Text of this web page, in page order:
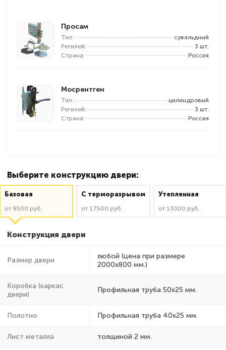
Просам
Тип:
сувальдный
Регилей:
3 шт.
Страна:
Россия
Мосрентген
Тип:
цилиндровый
Регилей:
3 шт.
Страна:
Россия
Выберите конструкцию двери:
Базовая
от 9500 руб.
C терморазрывом
от 17500 руб.
Утепленная
от 13000 руб.
Конструкция двери
Размер двери
любой (цена при размере
2000x800 мм.)
Коробка (каркас
двери)
Профильная труба 50х25 мм.
Полотно Профильная труба 40х25 мм.
Лист металла толщиной 2 мм.